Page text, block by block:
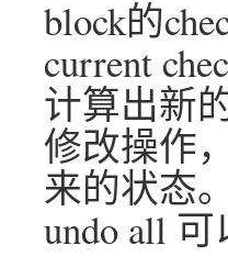
block的
current
计算出新
修改操作
来的状态
undo all